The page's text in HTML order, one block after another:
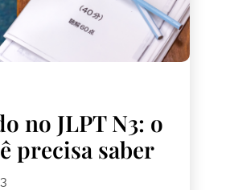
no JLPT N3: o
precisa saber